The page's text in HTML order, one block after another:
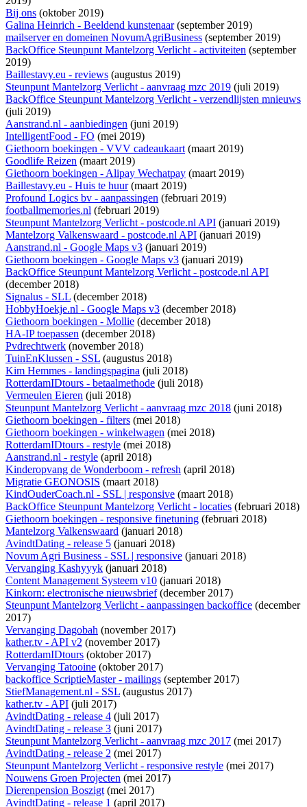
Bij ons (oktober 2019)
Galina Heinrich - Beeldend kunstenaar(september 2019)
mailserver en domeinen NovumAgriBusiness (september 2019)
BackOffice Steunpunt Mantelzorg Verlicht - activiteiten (september
2019)
Baillestavy.eu - reviews (augustus 2019)
Steunpunt Mantelzorg Verlicht - aanvraag mzc 2019 (juli 2019)
BackOffice Steunpunt Mantelzorg Verlicht - verzendlijsten mnieuws
(juli 2019)
Aanstrand.nl - aanbiedingen (juni 2019)
IntelligentFood - FO (mei 2019)
Giethoorn boekingen - VVV cadeaukaart(maart 2019)
Goodlife Reizen (maart 2019)
Giethoorn boekingen - Alipay Wechatpay (maart 2019)
Baillestavy.eu - Huis te huur(maart 2019)
Profound Logics bv - aanpassingen (februari 2019)
footballmemories.nl (februari 2019)
Steunpunt Mantelzorg Verlicht - postcode.nl API (januari 2019)
Mantelzorg Valkenswaard - postcode.nl API (januari 2019)
Aanstrand.nl - Google Maps v3 (januari 2019)
Giethoorn boekingen - Google Maps v3 (januari 2019)
BackOffice Steunpunt Mantelzorg Verlicht - postcode.nl API
(december 2018)
Signalus - SLL (december 2018)
HobbyHoekje.nl - Google Maps v3 (december 2018)
Giethoorn boekingen - Mollie (december 2018)
HA-IP toepassen (december 2018)
Pvdrechtwerk (november 2018)
TuinEnKlussen - SSL (augustus 2018)
Kim Hemmes - landingspagina (juli 2018)
RotterdamIDtours - betaalmethode (juli 2018)
Vermeulen Eieren (juli 2018)
Steunpunt Mantelzorg Verlicht - aanvraag mzc 2018 (juni 2018)
Giethoorn boekingen - filters (mei 2018)
Giethoorn boekingen - winkelwagen (mei 2018)
RotterdamIDtours - restyle (mei 2018)
Aanstrand.nl - restyle (april 2018)
Kinderopvang de Wonderboom - refresh (april 2018)
Migratie GEONOSIS (maart 2018)
KindOuderCoach.nl - SSL | responsive (maart 2018)
BackOffice Steunpunt Mantelzorg Verlicht - locaties (februari 2018)
Giethoorn boekingen - responsive finetuning (februari 2018)
Mantelzorg Valkenswaard (januari 2018)
AvindtDating - release 5 (januari 2018)
Novum Agri Business - SSL | responsive (januari 2018)
Vervanging Kashyyyk (januari 2018)
Content Management Systeem v10 (januari 2018)
Kinkorn: electronische nieuwsbrief(december 2017)
Steunpunt Mantelzorg Verlicht - aanpassingen backoffice (december
2017)
Vervanging Dagobah (november 2017)
kather.tv - API v2 (november 2017)
RotterdamIDtours (oktober 2017)
Vervanging Tatooine (oktober 2017)
backoffice ScriptieMaster - mailings (september 2017)
StiefManagement.nl - SSL (augustus 2017)
kather.tv - API (juli 2017)
AvindtDating - release 4 (juli 2017)
AvindtDating - release 3 (juni 2017)
Steunpunt Mantelzorg Verlicht - aanvraag mzc 2017 (mei 2017)
AvindtDating - release 2 (mei 2017)
Steunpunt Mantelzorg Verlicht - responsive restyle (mei 2017)
Nouwens Groen Projecten (mei 2017)
Dierenpension Boszigt(mei 2017)
AvindtDating - release 1 (april 2017)